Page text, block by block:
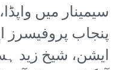
سیمینار میں
پنجاب پروفیسرز
ایشن، شیخ زید